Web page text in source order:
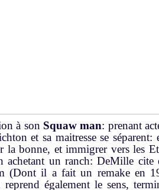
à son Squaw man: prenant
et sa maitresse se séparent:
la bonne, et immigrer vers les
un ranch: DeMille cite
(Dont il a fait un remake en
également le sens,